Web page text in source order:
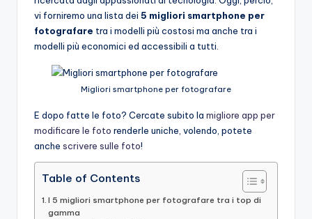
vi forniremo una lista dei 5 migliori smartphone per
fotografare tra i modelli più costosi ma anche tra i
modelli più economici ed accessibili a tutti.
Migliori smartphone per fotografare
E dopo fatte le foto? Cercate subito la migliore app per
modificare le foto renderle uniche, volendo, potete
anche scrivere sulle foto!
Table of Contents
I 5 migliori smartphone per fotografare tra i top di
gamma